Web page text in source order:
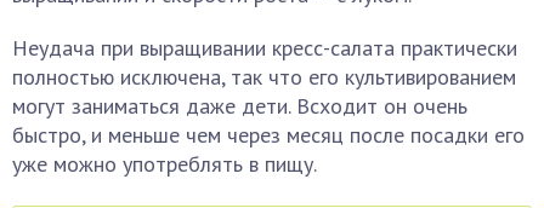
Неудача при выращивании кресс-салата практически
полностью исключена, так что его культивированием
могут заниматься даже дети. Всходит он очень
быстро, и меньше чем через месяц после посадки его
уже можно употреблять в пищу.